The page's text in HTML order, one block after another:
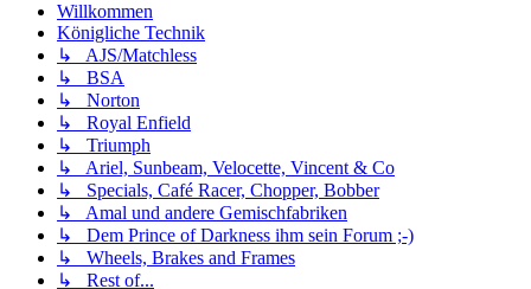
Willkommen
Königliche Technik
↳ AJS/Matchless
↳ BSA
↳ Norton
↳ Royal Enfield
↳ Triumph
↳ Ariel, Sunbeam, Velocette, Vincent & Co
↳ Specials, Café Racer, Chopper, Bobber
↳ Amal und andere Gemischfabriken
↳ Dem Prince of Darkness ihm sein Forum ;-)
↳ Wheels, Brakes and Frames
↳ Rest of...